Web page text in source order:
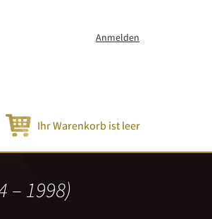
Anmelden
Ihr Warenkorb ist leer
– 1998)